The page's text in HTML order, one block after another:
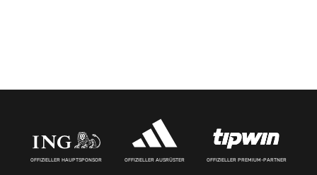
OFFIZIELLER HAUPTSPONSOR OFFIZIELLER AUSRÜSTER OFFIZIELLER PREMIUM-PARTNER